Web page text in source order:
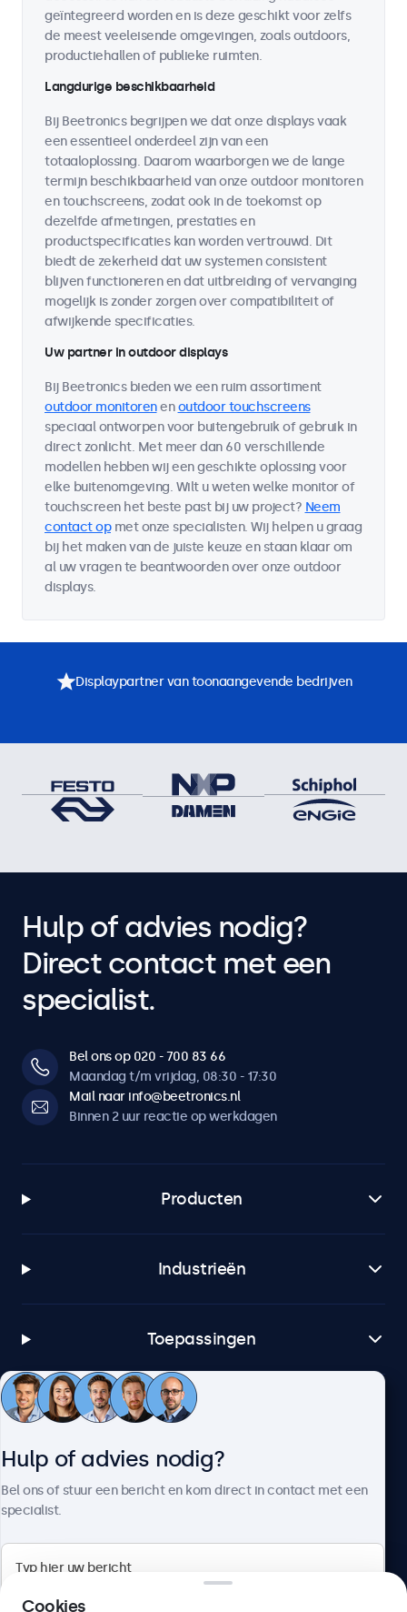
geïntegreerd worden en is deze geschikt voor zelfs
de meest veeleisende omgevingen, zoals outdoors,
productiehallen of publieke ruimten.
Langdurige beschikbaarheid
Bij Beetronics begrijpen we dat onze displays vaak
een essentieel onderdeel zijn van een
totaaloplossing. Daarom waarborgen we de lange
termijn beschikbaarheid van onze outdoor monitoren
en touchscreens, zodat ook in de toekomst op
dezelfde afmetingen, prestaties en
productspecificaties kan worden vertrouwd. Dit
biedt de zekerheid dat uw systemen consistent
blijven functioneren en dat uitbreiding of vervanging
mogelijk is zonder zorgen over compatibiliteit of
afwijkende specificaties.
Uw partner in outdoor displays
Bij Beetronics bieden we een ruim assortiment
outdoor monitorenenoutdoor touchscreens
speciaal ontworpen voor buitengebruik of gebruik in
direct zonlicht. Met meer dan 60 verschillende
modellen hebben wij een geschikte oplossing voor
elke buitenomgeving. Wilt u weten welke monitor of
touchscreen het beste past bij uw project? Neem
contact opmet onze specialisten. Wij helpen u graag
bij het maken van de juiste keuze en staan klaar om
al uw vragen te beantwoorden over onze outdoor
displays.
Displaypartner van toonaangevende bedrijven
Hulp of advies nodig?
Direct contact met een
specialist.
Bel ons op 020 - 700 83 66
Maandag t/m vrijdag, 08:30 - 17:30
Mail naar info@beetronics.nl
Binnen 2 uur reactie op werkdagen
Producten
Industrieën
Toepassingen
Klantenservice
Hulp of advies nodig?
Bel ons of stuur een bericht en kom direct in contact met een
specialist.
Cookies